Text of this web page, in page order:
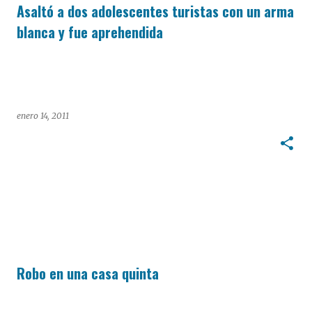
Asaltó a dos adolescentes turistas con un arma
blanca y fue aprehendida
enero 14, 2011
Robo en una casa quinta